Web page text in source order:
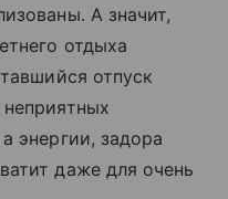
А значит,
отдыха
отпуск
энергии, задора
даже для очень